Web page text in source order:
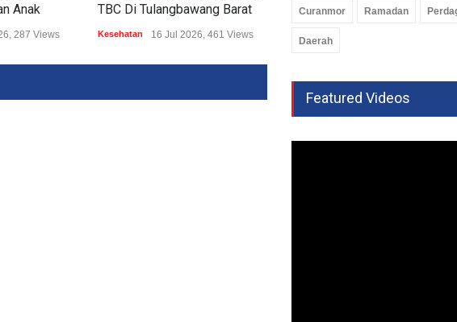
Anak
287 Views
TBC Di Tulangbawang Barat
Kesehatan 16 Jul 2026, 461 Views
Disusun Saat Pembangunan
Curanmor Ramadan
Daerah
Featured Videos